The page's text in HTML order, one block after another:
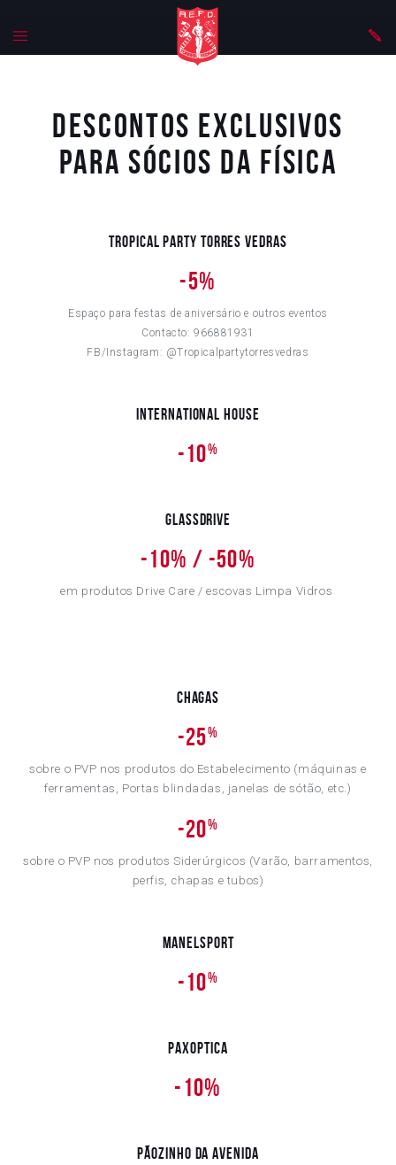
Descontos Exclusivos
para sócios da Física
Tropical Party Torres Vedras
-5%
Espaço para festas de aniversário e outros eventos
Contacto: 966881931
FB/Instagram: @Tropicalpartytorresvedras
International House
-10%
Glassdrive
-10% / -50%
em produtos Drive Care / escovas Limpa Vidros
Chagas
-25%
sobre o PVP nos produtos do Estabelecimento (máquinas e
ferramentas, Portas blindadas, janelas de sótão, etc.)
-20%
sobre o PVP nos produtos Siderúrgicos (Varão, barramentos,
perfis, chapas e tubos)
Manelsport
-10%
PaxOptica
-10%
Pãozinho da Avenida